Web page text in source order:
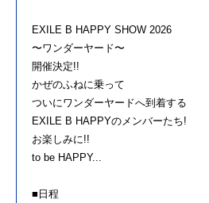
EXILE B HAPPY SHOW 2026
〜ワンダーヤード〜
開催決定!!
かぜのふねに乗って
ついにワンダーヤードへ到着する
EXILE B HAPPYのメンバーたち!
お楽しみに!!
to be HAPPY...
■日程